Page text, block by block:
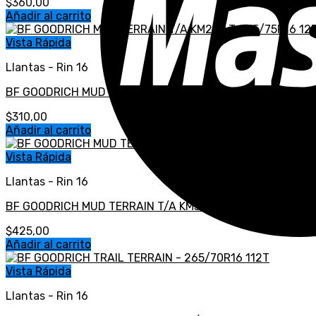
Añadir al carrito
Vista Rápida
Llantas - Rin 16
BF GOODRICH MUD TERRAIN T/A KM2 – LT 265/75R16 123Q
$310,00
Añadir al carrito
Vista Rápida
Llantas - Rin 16
BF GOODRICH MUD TERRAIN T/A KM3 – LT 265/75R16 119/
$425,00
Añadir al carrito
Vista Rápida
Llantas - Rin 16